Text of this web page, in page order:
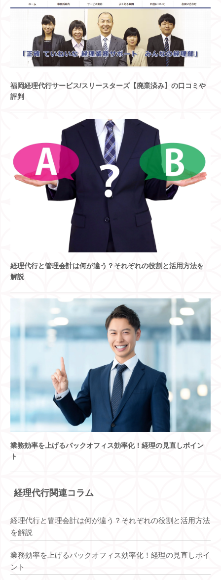
福岡経理代行サービス/スリースターズ【廃業済み】の口コミや
評判
経理代行と管理会計は何が違う？それぞれの役割と活用方法を
解説
業務効率を上げるバックオフィス効率化！経理の見直しポイン
ト
経理代行関連コラム
経理代行と管理会計は何が違う？それぞれの役割と活用方法
を解説
業務効率を上げるバックオフィス効率化！経理の見直しポイ
ント